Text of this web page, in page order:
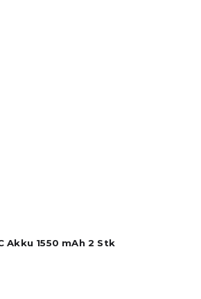
Akku 1550 mAh 2 Stk